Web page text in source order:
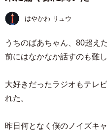
はやかわ リュウ
うちのばあちゃん、80超え
前にはなかなか話すのも難
大好きだったラジオもテレ
れた。
昨日何となく僕のノイズキ